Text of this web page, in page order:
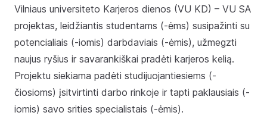
Vilniaus universiteto Karjeros dienos (VU KD) – VU SA
projektas, leidžiantis studentams (-ėms) susipažinti su
potencialiais (-iomis) darbdaviais (-ėmis), užmegzti
naujus ryšius ir savarankiškai pradėti karjeros kelią.
Projektu siekiama padėti studijuojantiesiems (-
čiosioms) įsitvirtinti darbo rinkoje ir tapti paklausiais (-
iomis) savo srities specialistais (-ėmis).